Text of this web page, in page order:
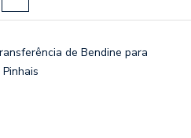
de Bendine para